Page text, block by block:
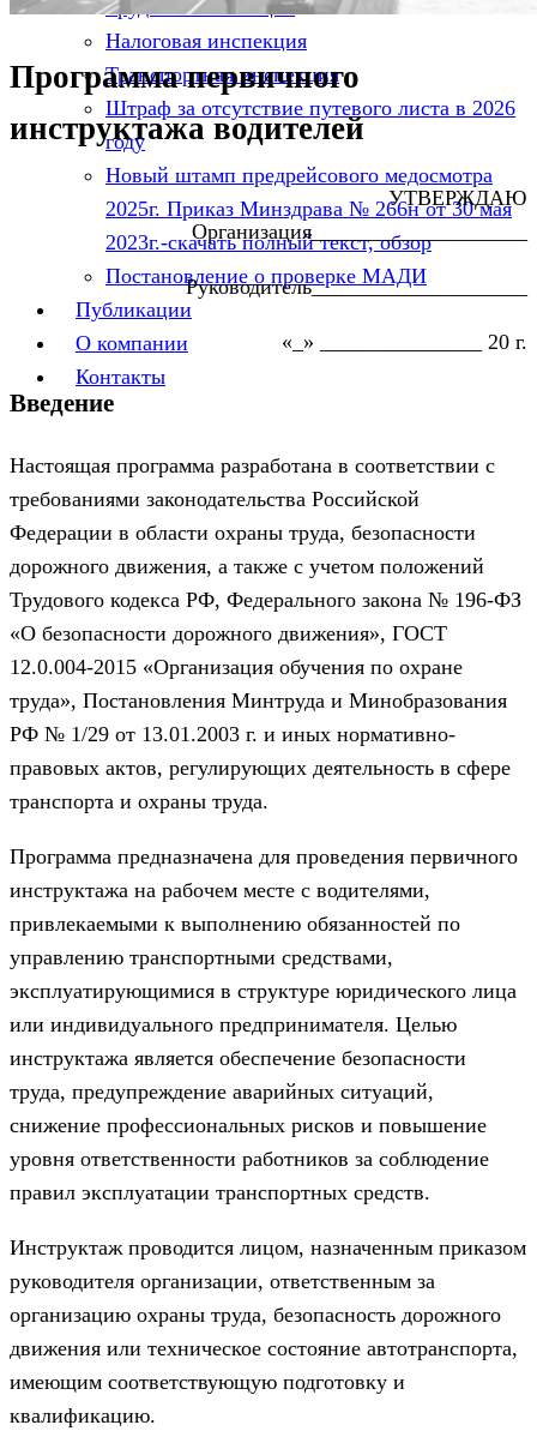
Трудовая инспекция
Налоговая инспекция
Транспортная инспекция
Штраф за отсутствие путевого листа в 2026
году
Новый штамп предрейсового медосмотра
2025г. Приказ Минздрава № 266н от 30 мая
2023г.-скачать полный текст, обзор
Постановление о проверке МАДИ
Публикации
О компании
Контакты
Программа первичного
инструктажа водителей
УТВЕРЖДАЮ
Организация____________________
Руководитель____________________
«_» _______________ 20 г.
Введение
Настоящая программа разработана в соответствии с
требованиями законодательства Российской
Федерации в области охраны труда, безопасности
дорожного движения, а также с учетом положений
Трудового кодекса РФ, Федерального закона № 196-ФЗ
«О безопасности дорожного движения», ГОСТ
12.0.004-2015 «Организация обучения по охране
труда», Постановления Минтруда и Минобразования
РФ № 1/29 от 13.01.2003 г. и иных нормативно-
правовых актов, регулирующих деятельность в сфере
транспорта и охраны труда.
Программа предназначена для проведения первичного
инструктажа на рабочем месте с водителями,
привлекаемыми к выполнению обязанностей по
управлению транспортными средствами,
эксплуатирующимися в структуре юридического лица
или индивидуального предпринимателя. Целью
инструктажа является обеспечение безопасности
труда, предупреждение аварийных ситуаций,
снижение профессиональных рисков и повышение
уровня ответственности работников за соблюдение
правил эксплуатации транспортных средств.
Инструктаж проводится лицом, назначенным приказом
руководителя организации, ответственным за
организацию охраны труда, безопасность дорожного
движения или техническое состояние автотранспорта,
имеющим соответствующую подготовку и
квалификацию.